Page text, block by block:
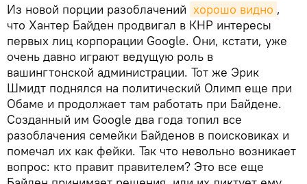
Из новой порции разоблачений хорошо видно ,
что Хантер Байден продвигал в КНР интересы
первых лиц корпорации Google. Они, кстати, уже
очень давно играют ведущую роль в
вашингтонской администрации. Тот же Эрик
Шмидт поднялся на политический Олимп еще при
Обаме и продолжает там работать при Байдене.
Созданный им Google два года топил все
разоблачения семейки Байденов в поисковиках и
помечал их как фейки. Так что невольно возникает
вопрос: кто правит правителем? Это все еще